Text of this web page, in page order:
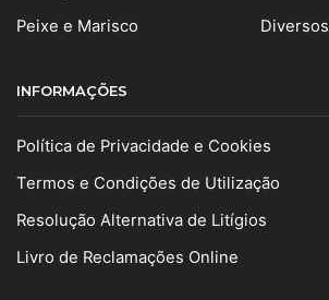
Peixe e Marisco
Diversos
INFORMAÇÕES
Política de Privacidade e Cookies
Termos e Condições de Utilização
Resolução Alternativa de Litígios
Livro de Reclamações Online